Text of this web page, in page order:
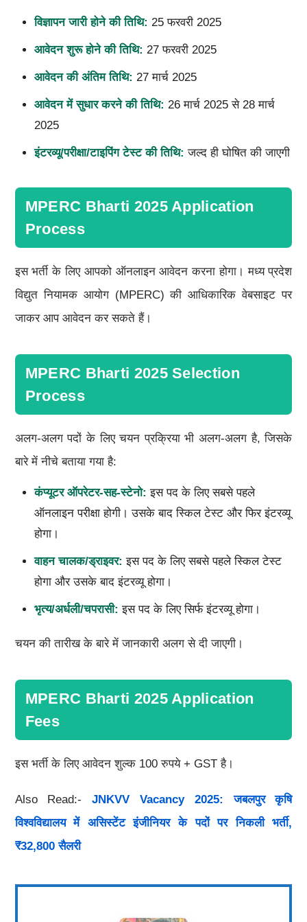
विज्ञापन जारी होने की तिथि: 25 फरवरी 2025
आवेदन शुरू होने की तिथि: 27 फरवरी 2025
आवेदन की अंतिम तिथि: 27 मार्च 2025
आवेदन में सुधार करने की तिथि: 26 मार्च 2025 से 28 मार्च
2025
इंटरव्यू/परीक्षा/टाइपिंग टेस्ट की तिथि: जल्द ही घोषित की जाएगी
MPERC Bharti 2025 Application
Process
इस भर्ती के लिए आपको ऑनलाइन आवेदन करना होगा। मध्य प्रदेश
विद्युत नियामक आयोग (MPERC) की आधिकारिक वेबसाइट पर
जाकर आप आवेदन कर सकते हैं।
MPERC Bharti 2025 Selection
Process
अलग-अलग पदों के लिए चयन प्रक्रिया भी अलग-अलग है, जिसके
बारे में नीचे बताया गया है:
कंप्यूटर ऑपरेटर-सह-स्टेनो: इस पद के लिए सबसे पहले
ऑनलाइन परीक्षा होगी। उसके बाद स्किल टेस्ट और फिर इंटरव्यू
होगा।
वाहन चालक/ड्राइवर: इस पद के लिए सबसे पहले स्किल टेस्ट
होगा और उसके बाद इंटरव्यू होगा।
भृत्य/अर्धली/चपरासी: इस पद के लिए सिर्फ इंटरव्यू होगा।
चयन की तारीख के बारे में जानकारी अलग से दी जाएगी।
MPERC Bharti 2025 Application
Fees
इस भर्ती के लिए आवेदन शुल्क 100 रुपये + GST है।
Also Read:-JNKVV Vacancy 2025: जबलपुर कृषि
विश्वविद्यालय में असिस्टेंट इंजीनियर के पदों पर निकली भर्ती,
₹32,800 सैलरी